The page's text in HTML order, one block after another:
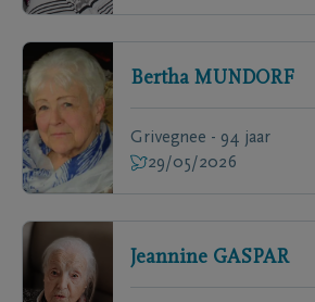
Bertha MUNDORF
Grivegnee - 94 jaar
29/05/2026
Jeannine GASPAR